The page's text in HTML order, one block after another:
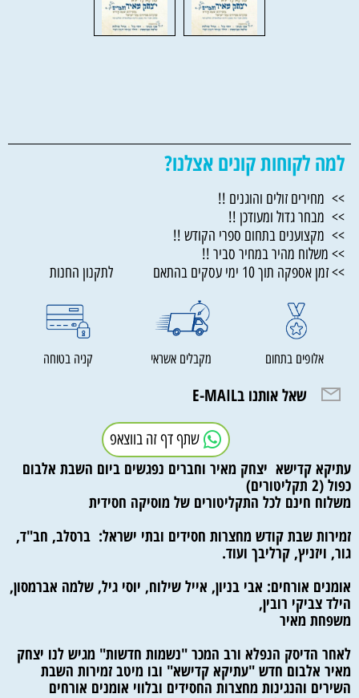
למה לקוחות קונים אצלנו?
>> מחירים זולים והוגנים !!
>> מבחר גדול ומעודכן !!
>> מקצוענים בתחום ספרי הקודש !!
>> משלוח מהיר במחיר סביר !!
>> זמן אספקה תוך 10 ימי עסקים בהתאם לתקנון החנות
אלופים בתחום מקבלים אשראי קניה בטוחה
שאל אותנו בE-MAIL
שתף דף זה בווצאפ
עתיקא קדישא יצחק מאיר וחברים נפגשים ביום השבת אלבום
כפול (2 תקליטורים)
משלוח חינם לכל התקליטורים של מוסיקה חסידית
זמירות שבת קודש מחצרות חסידים ובתי ישראל: ברסלב, חב"ד,
גור, ויזניץ, קרליבך ועוד.
אומנים אורחים: אבי בניון, אייל שילוח, יוסי גיל, שלמה אברמסון,
הילד צביקי רובין,
משפחת מאיר
לאחר הדיסק הנפלא ורב המכר "נשמות חדשות" מגיש לנו יצחק
מאיר אלבום חדש "עתיקא קדישא" ובו מיטב זמירות השבת
השירים והנגינות מחצרות החסידים ובלווי אומנים אורחים